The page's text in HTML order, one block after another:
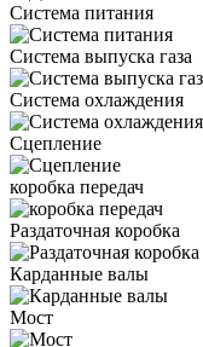
Система питания
Система выпуска газа
Система охлаждения
Сцепление
коробка передач
Раздаточная коробка
Карданные валы
Мост